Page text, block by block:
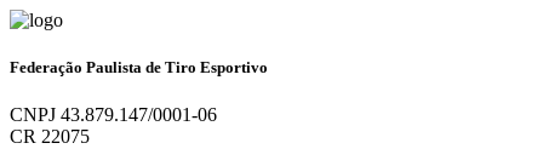
Federação Paulista de Tiro Esportivo
CNPJ 43.879.147/0001-06
CR 22075